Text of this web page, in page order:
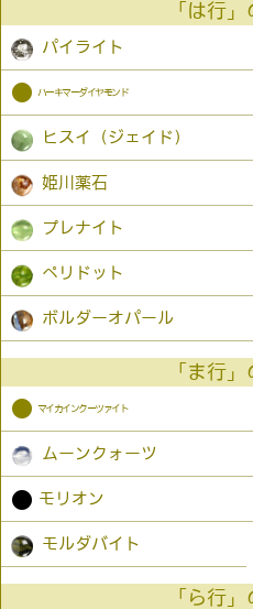
「は行
パイライト
● ハーキマーダイヤモンド
ヒスイ（ジェイド）
姫川薬石
プレナイト
ペリドット
ボルダーオパール
「ま行
● マイカインクーツァイト
ムーンクォーツ
● モリオン
モルダバイト
「ら行